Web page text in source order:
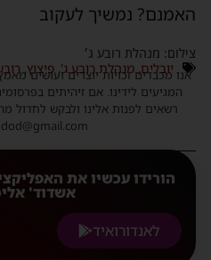
נמשיך לעקוב
מנהלת רובע ג׳
יובלים,מנהלת רובע ג',פיצוץ,רובע ג
אנו מכבדים זכויות יוצרים ועושים מאמץ
המגיעים לידינו. אם זיהיתים
רשאים לפנות אלינו ולבקש לחדול
הורידו עכשיו את
אשדוד' אליכם
לאנדורואיד